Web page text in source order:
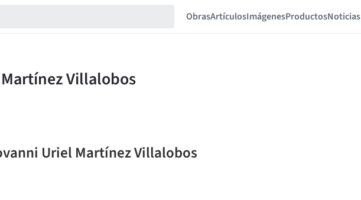
ObrasArtículosImágenesProductosNoticias
Uriel Martínez Villalobos